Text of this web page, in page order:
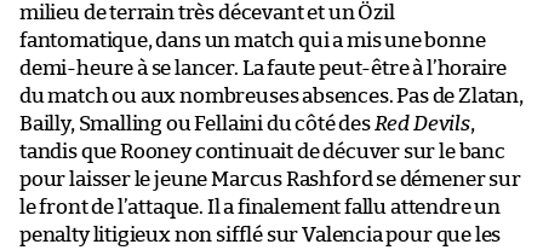
milieu de terrain très décevant et un Özil
fantomatique, dans un match qui a mis une bonne
demi-heure à se lancer. La faute peut-être à l’horaire
du match ou aux nombreuses absences. Pas de Zlatan,
Bailly, Smalling ou Fellaini du côté des Red Devils,
tandis que Rooney continuait de décuver sur le banc
pour laisser le jeune Marcus Rashford se démener sur
le front de l’attaque. Il a finalement fallu attendre un
penalty litigieux non sifflé sur Valencia pour que les